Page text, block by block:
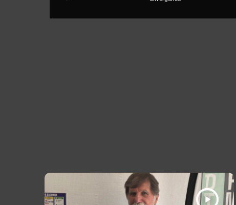
play_arrow